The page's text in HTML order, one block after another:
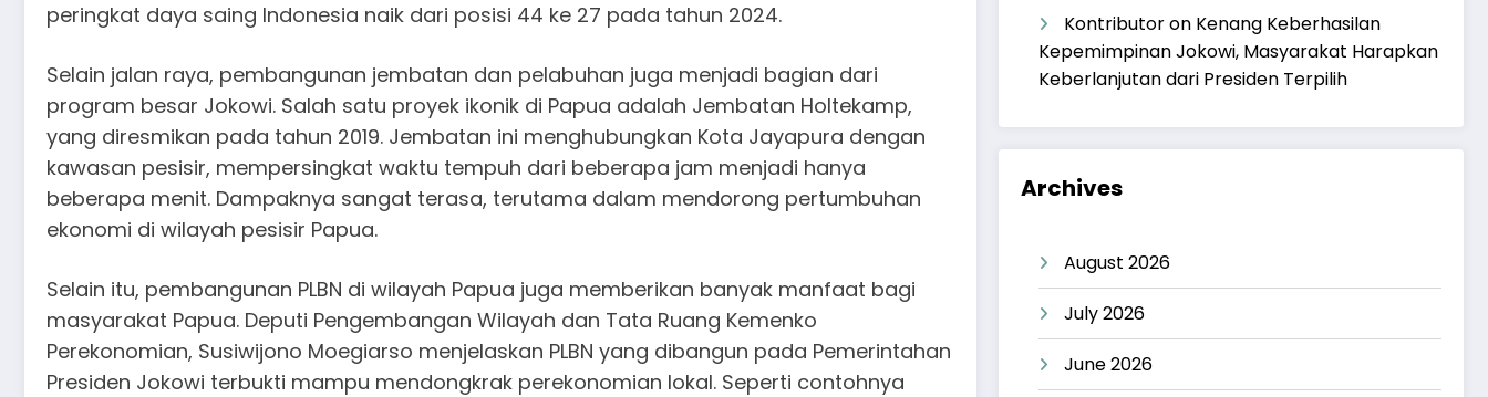
peringkat daya saing Indonesia naik dari posisi 44 ke 27 pada tahun 2024.
Selain jalan raya, pembangunan jembatan dan pelabuhan juga menjadi bagian dari
program besar Jokowi. Salah satu proyek ikonik di Papua adalah Jembatan Holtekamp,
yang diresmikan pada tahun 2019. Jembatan ini menghubungkan Kota Jayapura dengan
kawasan pesisir, mempersingkat waktu tempuh dari beberapa jam menjadi hanya
beberapa menit. Dampaknya sangat terasa, terutama dalam mendorong pertumbuhan
ekonomi di wilayah pesisir Papua.
Selain itu, pembangunan PLBN di wilayah Papua juga memberikan banyak manfaat bagi
masyarakat Papua. Deputi Pengembangan Wilayah dan Tata Ruang Kemenko
Perekonomian, Susiwijono Moegiarso menjelaskan PLBN yang dibangun pada Pemerintahan
Presiden Jokowi terbukti mampu mendongkrak perekonomian lokal. Seperti contohnya
Kontributoron Kenang Keberhasilan
Kepemimpinan Jokowi, Masyarakat Harapkan
Keberlanjutan dari Presiden Terpilih
Archives
August 2026
July 2026
June 2026